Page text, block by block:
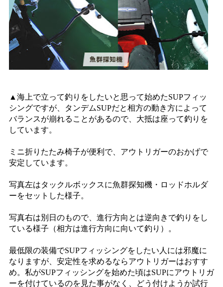
▲海上で立って釣りをしたいと思って始めたSUPフィッ
シングですが、タンデムSUPだと相方の動き方によって
バランスが崩れることがあるので、大抵は座って釣りを
しています。
ミニ折りたたみ椅子が便利で、アウトリガーのおかげで
安定しています。
写真左はタックルボックスに魚群探知機・ロッドホルダ
ーをセットした様子。
写真右は別日のもので、進行方向とは逆向きで釣りをし
ている様子（相方は進行方向に向いて釣り）。
最低限の装備でSUPフィッシングをしたい人には邪魔に
なりますが、安定性を求めるならアウトリガーはおすす
め。私がSUPフィッシングを始めた頃はSUPにアウトリガ
ーを付けているのを見た事がなく、どう付けようか試行